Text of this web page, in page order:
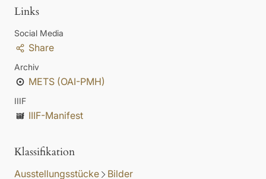
Links
Social Media
Share
Archiv
METS (OAI-PMH)
IIIF
IIIF-Manifest
Klassifikation
Ausstellungsstücke Bilder